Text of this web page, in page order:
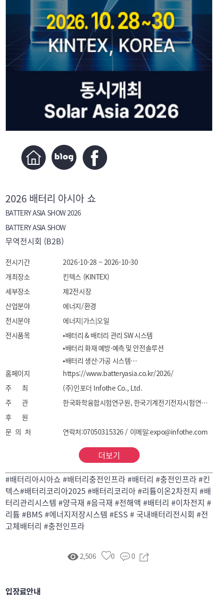
2026 배터리 아시아 쇼
BATTERY ASIA SHOW 2026
BATTERY ASIA SHOW
무역전시회 (B2B)
전시기간
2026-10-28 ~ 2026-10-30
개최장소
킨텍스 (KINTEX)
세부장소
제2전시장
산업분야
에너지/환경
전시분야
에너지|가스|오일
전시품목
•배터리 & 배터리 관리 SW 시스템
•배터리 화재 예방·예측 및 안전솔루션
•배터리 생산·가공 시스템
•배터리 소재·부품
•배터리 재활용ㆍ폐배터리 재사용 솔루션
•배터리 충전 인프라 시스템
홈페이지
https://www.batteryasia.co.kr/2026/
주 최
(주)인포더 Infothe Co., Ltd.
주 관
한국화학융합시험연구원, 한국기계전기전자시험연구원, 대구기계부품연구원, 울산테크노파크, 광주테크노파크, 경북테크노파크, 전남테크노파크, 전북테크노파크, 충남테크노파크, 충북테크노파크, 한국전지학회, 한국전기공사협회, 한국전기자동차협회, 솔라투데이, 인더스트리뉴스, INTV
후 원
문 의 처
연락처:07050315326 / 이메일:expo@infothe.com
더보기
#배터리아시아쇼 #배터리충전인프라 #배터리 #충전인프라 #킨
텍스#배터리코리아2025 #배터리코리아 #리튬이온2차전지 #배
터리관리시스템 #양극재 #음극재 #전해액 #배터리 #이차전지 #
리튬 #BMS #에너지저장시스템 #ESS # 국내배터리전시회 #전
고체배터리 #충전인프라
2,506 0 0
입장료안내